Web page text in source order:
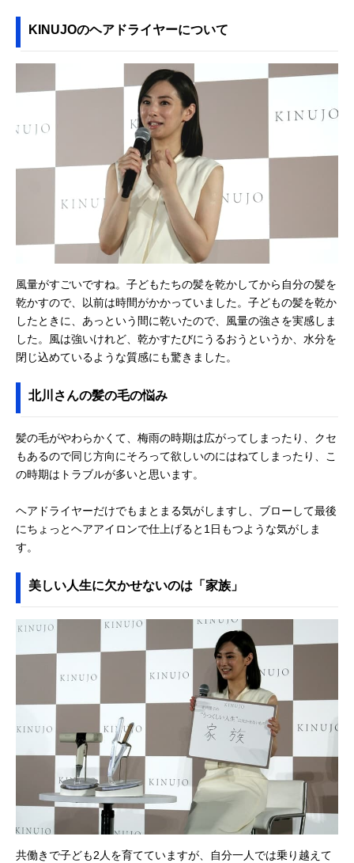
KINUJOのヘアドライヤーについて
風量がすごいですね。子どもたちの髪を乾かしてから自分の髪を
乾かすので、以前は時間がかかっていました。子どもの髪を乾か
したときに、あっという間に乾いたので、風量の強さを実感しま
した。風は強いけれど、乾かすたびにうるおうというか、水分を
閉じ込めているような質感にも驚きました。
北川さんの髪の毛の悩み
髪の毛がやわらかくて、梅雨の時期は広がってしまったり、クセ
もあるので同じ方向にそろって欲しいのにはねてしまったり、こ
の時期はトラブルが多いと思います。
ヘアドライヤーだけでもまとまる気がしますし、ブローして最後
にちょっとヘアアイロンで仕上げると1日もつような気がしま
す。
美しい人生に欠かせないのは「家族」
共働きで子ども2人を育てていますが、自分一人では乗り越えて